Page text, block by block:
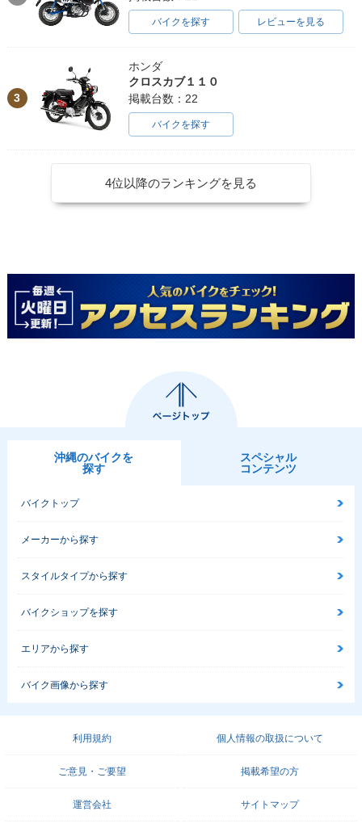
バイクを探す レビューを見る
3
ホンダ
クロスカブ１１０
掲載台数：22
バイクを探す
4位以降のランキングを見る
沖縄のバイクを
探す
スペシャル
コンテンツ
バイクトップ
メーカーから探す
スタイルタイプから探す
バイクショップを探す
エリアから探す
バイク画像から探す
利用規約 個人情報の取扱について
ご意見・ご要望 掲載希望の方
運営会社 サイトマップ